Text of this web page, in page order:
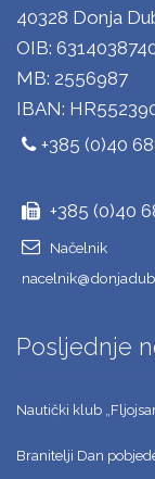
40328 Donja
OIB:
MB: 2556987
IBAN:
+385 (0)40
+385 (0)40
Načelnik
Posljednje
Nautički klub
Branitelji Dan